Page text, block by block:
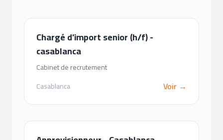
Chargé d’import senior (h/f) -
casablanca
Cabinet de recrutement
Casablanca
Voir →